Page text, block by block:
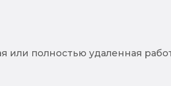
или полностью удаленная